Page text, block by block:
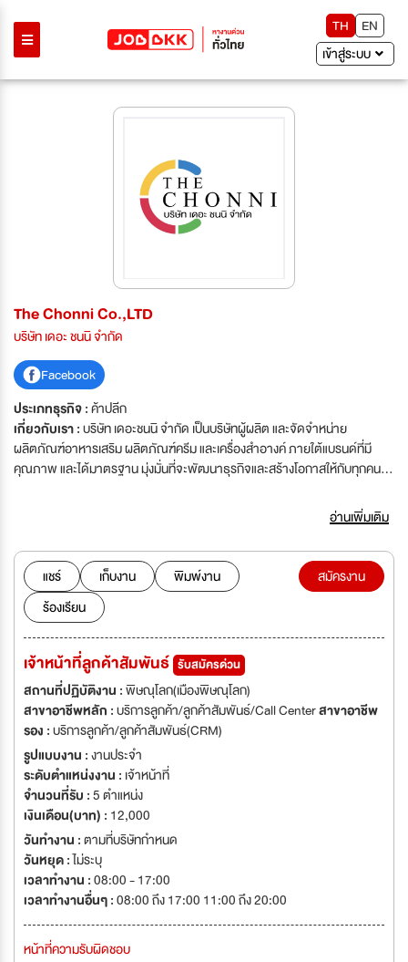
TH
EN
เข้าสู่ระบบ
The Chonni Co.,LTD
บริษัท เดอะ ชนนิ จำกัด
Facebook
ประเภทธุรกิจ :ค้าปลีก
เกี่ยวกับเรา :บริษัท เดอะชนนิ จำกัด เป็นบริษัทผู้ผลิต และจัดจำหน่าย
ผลิตภัณฑ์อาหารเสริม ผลิตภัณฑ์ครีม และเครื่องสำอางค์ ภายใต้แบรนด์ที่มี
คุณภาพ และได้มาตรฐาน มุ่งมั่นที่จะพัฒนาธุรกิจและสร้างโอกาสให้กับทุกคน
อ่านเพิ่มเติม
แชร์ เก็บงาน
พิมพ์งาน
ร้องเรียน
สมัครงาน
เจ้าหน้าที่ลูกค้าสัมพันธ์ รับสมัครด่วน
สถานที่ปฏิบัติงาน :พิษณุโลก(เมืองพิษณุโลก)
สาขาอาชีพหลัก :บริการลูกค้า/ลูกค้าสัมพันธ์/Call Centerสาขาอาชีพ
รอง :บริการลูกค้า/ลูกค้าสัมพันธ์(CRM)
รูปแบบงาน :งานประจำ
ระดับตำแหน่งงาน : เจ้าหน้าที่
จำนวนที่รับ :5 ตำแหน่ง
เงินเดือน(บาท) : 12,000
วันทำงาน :ตามที่บริษัทกำหนด
วันหยุด :ไม่ระบุ
เวลาทำงาน :08:00 - 17:00
เวลาทำงานอื่นๆ :08:00 ถึง 17:00 11:00 ถึง 20:00
หน้าที่ความรับผิดชอบ